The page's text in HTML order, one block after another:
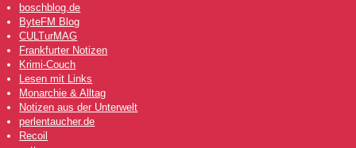
boschblog.de
ByteFM Blog
CULTurMAG
Frankfurter Notizen
Krimi-Couch
Lesen mit Links
Monarchie & Alltag
Notizen aus der Unterwelt
perlentaucher.de
Recoil